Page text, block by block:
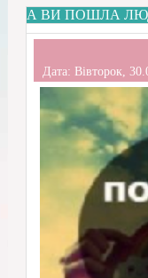
А ВИ ПОШЛА
Дата: Вівторок,